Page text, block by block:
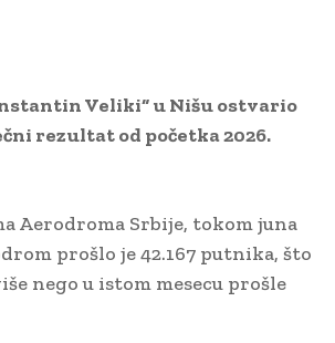
Veliki“ u Nišu ostvario
rezultat od početka 2026.
Aerodroma Srbije, tokom juna
prošlo je 42.167 putnika, što
nego u istom mesecu prošle